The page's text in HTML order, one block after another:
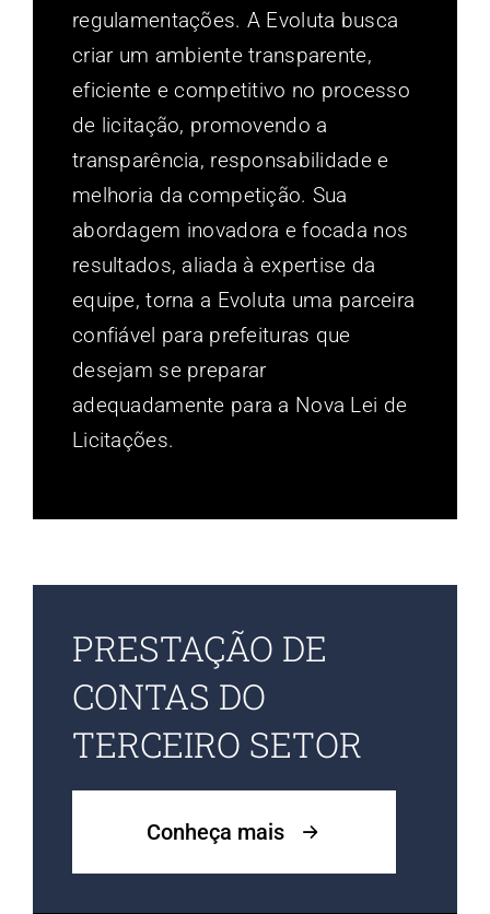
regulamentações. A Evoluta busca
criar um ambiente transparente,
eficiente e competitivo no processo
de licitação, promovendo a
transparência, responsabilidade e
melhoria da competição. Sua
abordagem inovadora e focada nos
resultados, aliada à expertise da
equipe, torna a Evoluta uma parceira
confiável para prefeituras que
desejam se preparar
adequadamente para a Nova Lei de
Licitações.
PRESTAÇÃO DE
CONTAS DO
TERCEIRO SETOR
Conheça mais